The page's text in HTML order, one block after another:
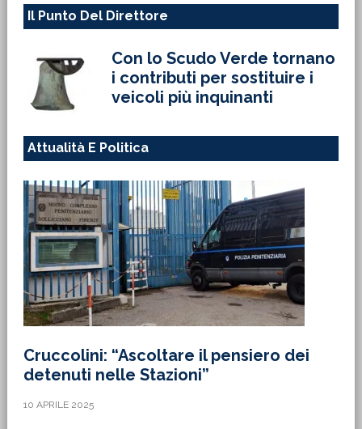
Il Punto Del Direttore
Con lo Scudo Verde tornano
i contributi per sostituire i
veicoli più inquinanti
Attualità E Politica
Cruccolini: “Ascoltare il pensiero dei
detenuti nelle Stazioni”
10 APRILE 2025